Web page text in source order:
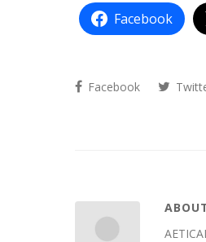
Facebook
Facebook